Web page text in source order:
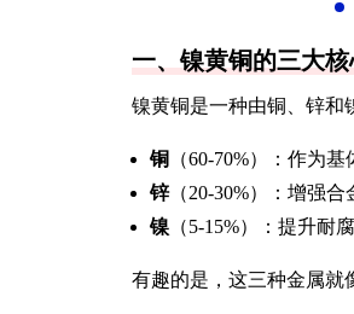
一、镍黄铜的三大
镍黄铜是一种由铜、锌和
铜
（60-70%）：作为
锌（20-30%）：增强
镍 （5-15%）：提升耐
有趣的是，这三种金属就